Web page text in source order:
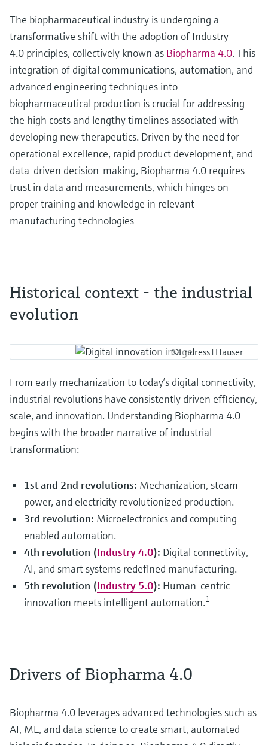
The biopharmaceutical industry is undergoing a
transformative shift with the adoption of Industry
4.0 principles, collectively known as Biopharma 4.0. This
integration of digital communications, automation, and
advanced engineering techniques into
biopharmaceutical production is crucial for addressing
the high costs and lengthy timelines associated with
developing new therapeutics. Driven by the need for
operational excellence, rapid product development, and
data-driven decision-making, Biopharma 4.0 requires
trust in data and measurements, which hinges on
proper training and knowledge in relevant
manufacturing technologies
Historical context - the industrial
evolution
©Endress+Hauser
From early mechanization to today’s digital connectivity,
industrial revolutions have consistently driven efficiency,
scale, and innovation. Understanding Biopharma 4.0
begins with the broader narrative of industrial
transformation:
1st and 2nd revolutions: Mechanization, steam
power, and electricity revolutionized production.
3rd revolution: Microelectronics and computing
enabled automation.
4th revolution (Industry 4.0): Digital connectivity,
AI, and smart systems redefined manufacturing.
5th revolution (Industry 5.0): Human-centric
innovation meets intelligent automation.1
Drivers of Biopharma 4.0
Biopharma 4.0 leverages advanced technologies such as
AI, ML, and data science to create smart, automated